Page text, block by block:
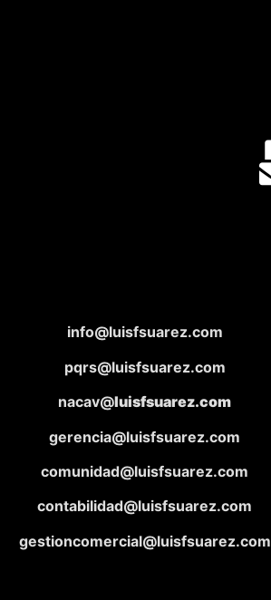
info@luisfsuarez.com
pqrs@luisfsuarez.com
nacav@luisfsuarez.com
gerencia@luisfsuarez.com
comunidad@luisfsuarez.com
contabilidad@luisfsuarez.com
gestioncomercial@luisfsuarez.com